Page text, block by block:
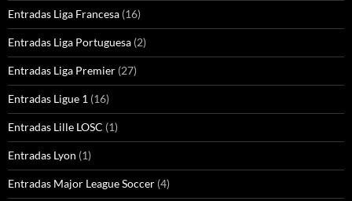
Entradas Liga Francesa (16)
Entradas Liga Portuguesa (2)
Entradas Liga Premier (27)
Entradas Ligue 1 (16)
Entradas Lille LOSC (1)
Entradas Lyon (1)
Entradas Major League Soccer (4)